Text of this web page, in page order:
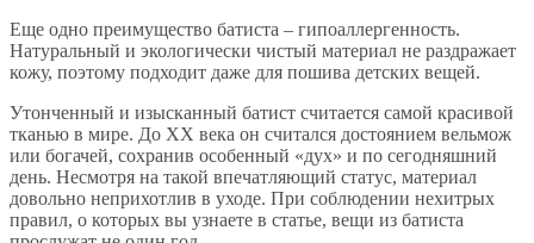
Еще одно преимущество батиста – гипоаллергенность.
Натуральный и экологически чистый материал не раздражает
кожу, поэтому подходит даже для пошива детских вещей.
Утонченный и изысканный батист считается самой красивой
тканью в мире. До XX века он считался достоянием вельмож
или богачей, сохранив особенный «дух» и по сегодняшний
день. Несмотря на такой впечатляющий статус, материал
довольно неприхотлив в уходе. При соблюдении нехитрых
правил, о которых вы узнаете в статье, вещи из батиста